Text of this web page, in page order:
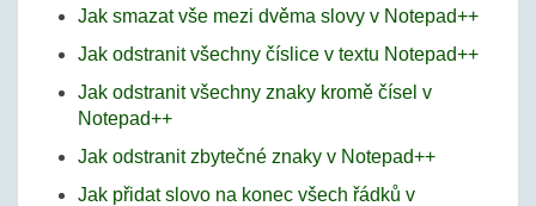
Jak smazat vše mezi dvěma slovy v Notepad++
Jak odstranit všechny číslice v textu Notepad++
Jak odstranit všechny znaky kromě čísel v
Notepad++
Jak odstranit zbytečné znaky v Notepad++
Jak přidat slovo na konec všech řádků v